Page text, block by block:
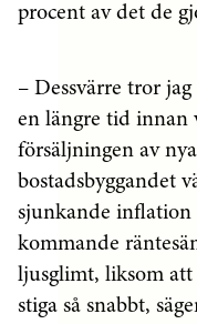
procent av det de
– Dessvärre tror
en längre tid innan
försäljningen av
bostadsbyggandet
sjunkande
kommande
ljusglimt, liksom att
stiga så snabbt,